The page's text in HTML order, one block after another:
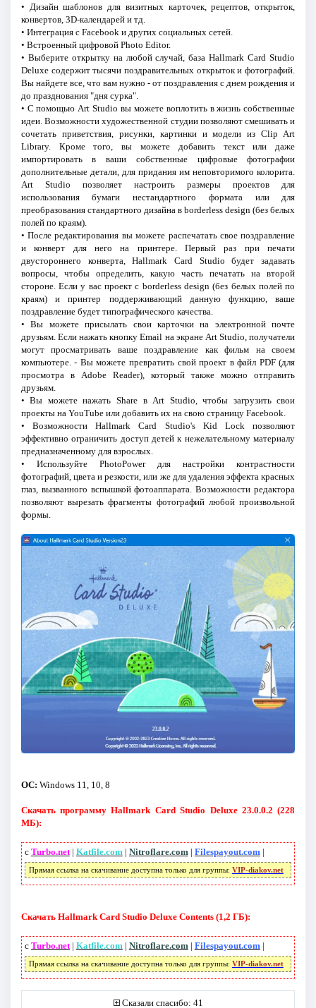
• Дизайн шаблонов для визитных карточек, рецептов, открыток,
конвертов, 3D-календарей и тд.
• Интеграция с Facebook и других социальных сетей.
• Встроенный цифровой Photo Editor.
• Выберите открытку на любой случай, база Hallmark Card Studio
Deluxe содержит тысячи поздравительных открыток и фотографий.
Вы найдете все, что вам нужно - от поздравления с днем рождения и
до празднования "дня сурка".
• С помощью Art Studio вы можете воплотить в жизнь собственные
идеи. Возможности художественной студии позволяют смешивать и
сочетать приветствия, рисунки, картинки и модели из Clip Art
Library. Кроме того, вы можете добавить текст или даже
импортировать в ваши собственные цифровые фотографии
дополнительные детали, для придания им неповторимого колорита.
Art Studio позволяет настроить размеры проектов для
использования бумаги нестандартного формата или для
преобразования стандартного дизайна в borderless design (без белых
полей по краям).
• После редактирования вы можете распечатать свое поздравление
и конверт для него на принтере. Первый раз при печати
двустороннего конверта, Hallmark Card Studio будет задавать
вопросы, чтобы определить, какую часть печатать на второй
стороне. Если у вас проект с borderless design (без белых полей по
краям) и принтер поддерживающий данную функцию, ваше
поздравление будет типографического качества.
• Вы можете присылать свои карточки на электронной почте
друзьям. Если нажать кнопку Email на экране Art Studio, получатели
могут просматривать ваше поздравление как фильм на своем
компьютере. - Вы можете превратить свой проект в файл PDF (для
просмотра в Adobe Reader), который также можно отправить
друзьям.
• Вы можете нажать Share в Art Studio, чтобы загрузить свои
проекты на YouTube или добавить их на свою страницу Facebook.
• Возможности Hallmark Card Studio's Kid Lock позволяют
эффективно ограничить доступ детей к нежелательному материалу
предназначенному для взрослых.
• Используйте PhotoPower для настройки контрастности
фотографий, цвета и резкости, или же для удаления эффекта красных
глаз, вызванного вспышкой фотоаппарата. Возможности редактора
позволяют вырезать фрагменты фотографий любой произвольной
формы.
ОС: Windows 11, 10, 8
Скачать программу Hallmark Card Studio Deluxe 23.0.0.2 (228
МБ):
с Turbo.net| Katfile.com| Nitroflare.com| Filespayout.com|
Прямая ссылка на скачивание доступна только для группы: VIP-diakov.net
Скачать Hallmark Card Studio Deluxe Contents (1,2 ГБ):
с Turbo.net| Katfile.com| Nitroflare.com| Filespayout.com|
Прямая ссылка на скачивание доступна только для группы: VIP-diakov.net
Сказали спасибо: 41